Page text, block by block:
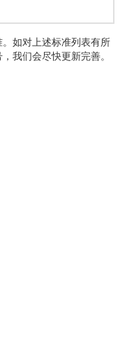
如对上述标准列表有所
我们会尽快更新完善。